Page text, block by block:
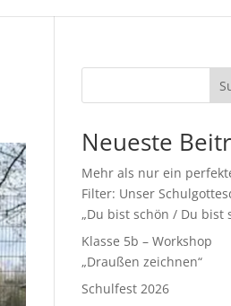
Neueste
Mehr als nur ein
Filter: Unser
„Du bist schön / Du bist
Klasse 5b – Workshop
„Draußen zeichnen“
Schulfest 2026